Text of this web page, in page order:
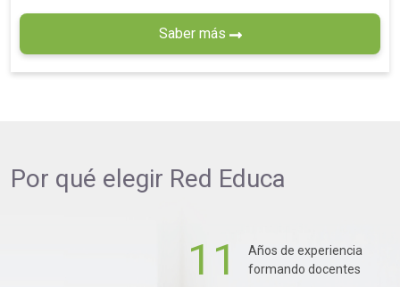
Saber más
Por qué elegir Red Educa
11
Años de experiencia
formando docentes